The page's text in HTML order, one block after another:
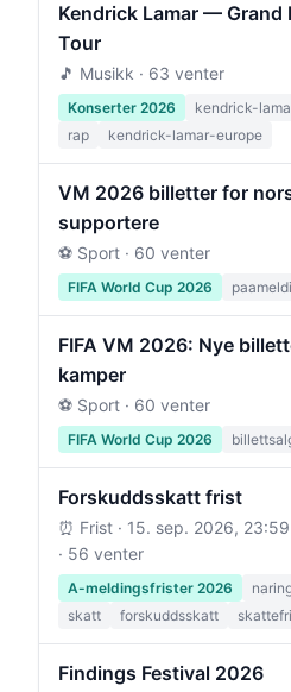
Kendrick Lamar — Grand
Tour
🎵 Musikk · 63 venter
Konserter 2026 kendrick-
rap
kendrick-lamar-europe
VM 2026 billetter for
supportere
⚽ Sport · 60 venter
FIFA World Cup 2026
FIFA VM 2026: Nye
kamper
⚽ Sport · 60 venter
FIFA World Cup 2026
Forskuddsskatt frist
⏰ Frist · 15. sep. 2026, 23:59
· 56 venter
A-meldingsfrister 2026
skatt
forskuddsskatt
Findings Festival 2026